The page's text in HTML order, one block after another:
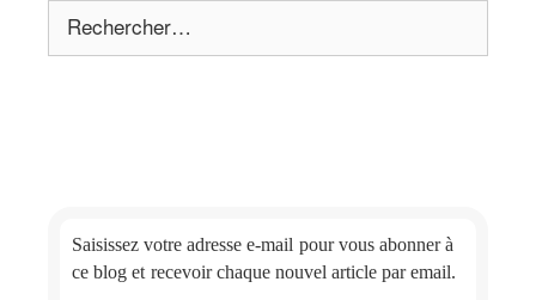
Rechercher :
Saisissez votre adresse e-mail pour vous abonner à
ce blog et recevoir chaque nouvel article par email.